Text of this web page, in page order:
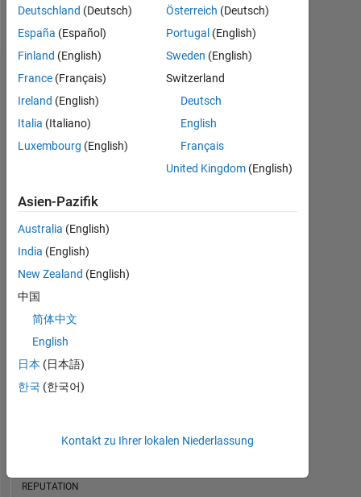
Follow
Dashboard
Statistik
MATLAB Answers
BEITRÄGE L
0
1
REPUTATION
Deutschland (Deutsch)
España (Español)
Finland (English)
France (Français)
Ireland (English)
Italia (Italiano)
Luxembourg (English)
Österreich (Deutsch)
Portugal (English)
Sweden (English)
Switzerland
Deutsch
English
Français
United Kingdom (English)
Asien-Pazifik
Australia (English)
India (English)
New Zealand (English)
中国
简体中文
English
日本 (日本語)
한국 (한국어)
Kontakt zu Ihrer lokalen Niederlassung